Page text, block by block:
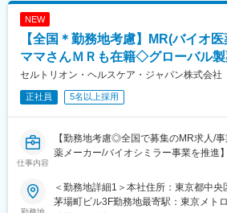
者数は220万人を突破。より多くの患
ビスへと成長を続けています。
■業務内容
・PdM、エンジニア、QA、セールス、
・進行管理、スケジュール管理、マイ
・リリースに向けた関係者調整、情報
・開発プロセス、チケット管理、リリ
NEW
【全国＊勤務地考慮】MR(バイオ
ママさんＭＲも在籍◇グローバル
セルトリオン・ヘルスケア・ジャパン株式会社
正社員 5名以上採用
仕事内容
【勤務地考慮◎全国で募集のMR求人/
薬メーカー/バイオシミラー事業を推進】
バイオ医薬品を開発・製造する総合ヘ
人である当社にて、MRを募集いたしま
＜勤務地詳細1＞本社住所：東京都中
茅場町ビル3F勤務地最寄駅：東京メト